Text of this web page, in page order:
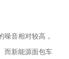
噪音相对较高，
而新能源面包车